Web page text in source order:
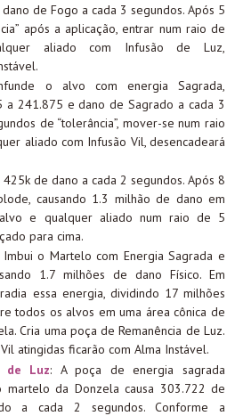
de Fogo a cada 3 segundos. Após 5
após a aplicação, entrar num raio de
aliado com Infusão de Luz,
o alvo com energia Sagrada,
a 241.875 e dano de Sagrado a cada 3
de “tolerância”, mover-se num raio
aliado com Infusão Vil, desencadeará
425k de dano a cada 2 segundos. Após 8
causando 1.3 milhão de dano em
e qualquer aliado num raio de 5
para cima.
Imbui o Martelo com Energia Sagrada e
1.7 milhões de dano Físico. Em
essa energia, dividindo 17 milhões
todos os alvos em uma área cônica de
Cria uma poça de Remanência de Luz.
atingidas ficarão com Alma Instável.
de Luz: A poça de energia sagrada
martelo da Donzela causa 303.722 de
a cada 2 segundos. Conforme a